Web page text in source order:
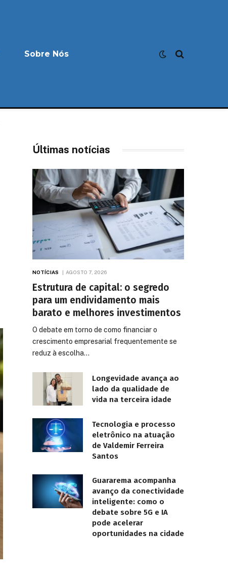
Sobre Nós
Últimas notícias
NOTÍCIAS AGOSTO 7, 2026
Estrutura de capital: o segredo
para um endividamento mais
barato e melhores investimentos
O debate em torno de como financiar o
crescimento empresarial frequentemente se
reduz à escolha…
Longevidade avança ao
lado da qualidade de
vida na terceira idade
Tecnologia e processo
eletrônico na atuação
de Valdemir Ferreira
Santos
Guararema acompanha
avanço da conectividade
inteligente: como o
debate sobre 5G e IA
pode acelerar
oportunidades na cidade